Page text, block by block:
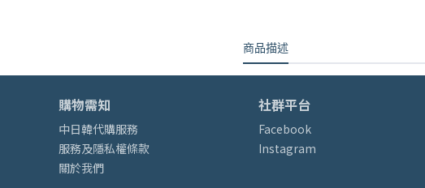
商品描述
購物需知
中日韓代購服務
服務及隱私權條款
關於我們
社群平台
Facebook
Instagram